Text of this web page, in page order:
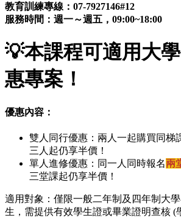
教育訓練專線：07-7927146#12
服務時間：週一～週五，09:00~18:00
💡本課程可適用大
惠專案！
優惠內容：
雙人同行優惠：兩人一起購買同梯
三人起仍享半價！
單人進修優惠：同一人同時報名兩
三堂課起仍享半價！
適用對象：僅限一般二年制及四年制大
生，需提供有效學生證或畢業證明查核 (